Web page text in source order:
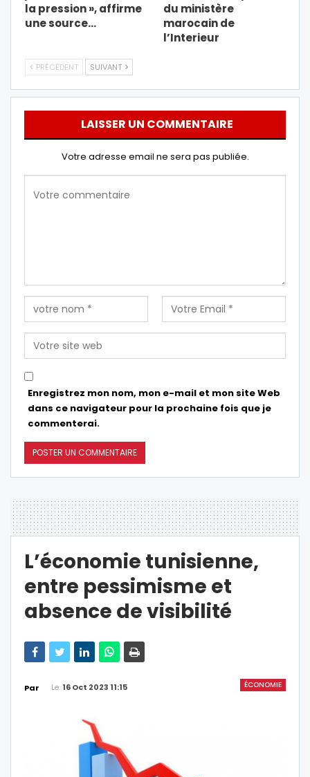
la pression », affirme
une source…
du ministère
marocain de
l’Interieur
PRÉCÉDENT SUIVANT
LAISSER UN COMMENTAIRE
Votre adresse email ne sera pas publiée.
Enregistrez mon nom, mon e-mail et mon site Web
dans ce navigateur pour la prochaine fois que je
commenterai.
L’économie tunisienne,
entre pessimisme et
absence de visibilité
ÉCONOMIE
Par Le 16 Oct 2023 11:15